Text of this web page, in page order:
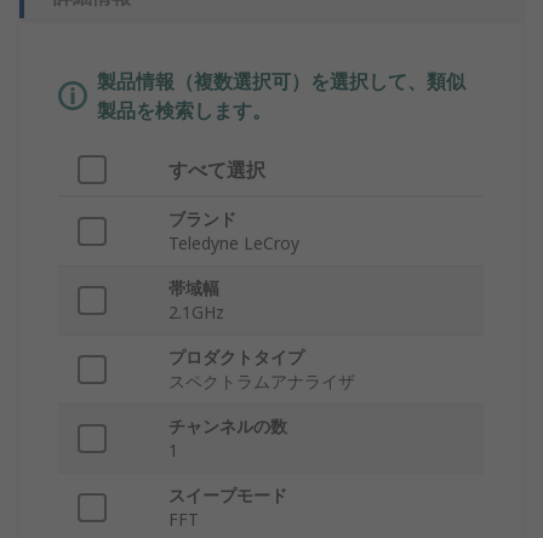
製品情報（複数選択可）を選択して、類似
製品を検索します。
すべて選択
ブランド
Teledyne LeCroy
帯域幅
2.1GHz
プロダクトタイプ
スペクトラムアナライザ
チャンネルの数
1
スイープモード
FFT